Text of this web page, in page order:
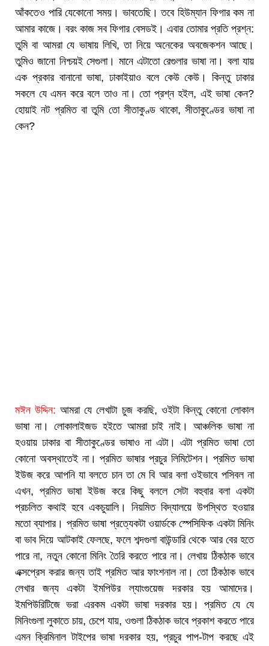
আঁকতেও পারি যেকোনো সময়। ভাবতেছি। তবে হিউম্যান ফিগার কম না
আমার কাজে। বরং কাজ সব ফিগার বেসডই। এবার তোমার প্রতি প্রশ্ন:
তুমি বা আমরা যে ভাষায় লিখি, তা নিয়ে অনেকের অবজেকশন আছে।
তুমিও জানো নিশ্চয়ই সেগুলা। মানে এটাতো রেগুলার ভাষা না। বলা যায়
এক প্রকার বানানো ভাষা, ঢাকাইয়াও বলে কেউ কেউ। কিন্তু ঢাকার
সকলে যে এমন করে বলে তাও না। তো প্রশ্ন হইল, এই ভাষা কেন?
হোয়াই নট প্রমিত বা তুমি তো সীতাকুণ্ড থাকো, সীতাকুণ্ডের ভাষা না
কেন?
মঈন উদ্দিন: আমরা যে লেখাটা চুজ করছি, ওইটা কিন্তু কোনো লোকাল
ভাষা না। লোকালাইজড হইতে আমরা চাই নাই। আঞ্চলিক ভাষা না
হওয়ায় ঢাকার বা সীতাকুণ্ডের ভাষাও না এটা। এটা প্রমিত ভাষা তো
কোনো অবস্থাতেই না। প্রমিত ভাষার প্রচুর লিমিটেশন। প্রমিত ভাষা
ইউজ করে আপনি যা বলতে চান তা মে বি আর বলা ওইভাবে পসিবল না
এখন, প্রমিত ভাষা ইউজ করে কিছু বললে সেটা বহুবার বলা একটা
প্রচলিত কথাই হবে একচুয়ালি। নিয়মিত বিদ্যালয়ে উপস্থিত হওয়ার
মতো ব্যাপার। প্রমিত ভাষা প্রত্যেকটা ওয়ার্ডকে স্পেসিফিক একটা মিনিং
বা ভাব দিয়ে আটকাই ফেলছে, ফলে শব্দগুলা বাউন্ডারি থেকে আর বের হতে
পারে না, নতুন কোনো মিনিং তৈরি করতে পারে না। লেখায় ঠিকঠাক ভাবে
এক্সপ্রেস করার জন্য তাই প্রমিত আর ফাংশনাল না। তো ঠিকঠাক ভাবে
লেখার জন্য একটা ইমপিউর ল্যাংগুয়েজ দরকার হয় আমাদের।
ইমপিউরিটিজে ভরা এরকম একটা ভাষা দরকার হয়। প্রমিত যে যে
মিনিংগুলা লুকাতে চায়, চেপে যায়, ওগুলা ঠিকঠাক ভাবে প্রকাশ করতে পারে
এমন ক্রিমিনাল টাইপের ভাষা দরকার হয়, প্রচুর পাপ-টাপ করছে এই